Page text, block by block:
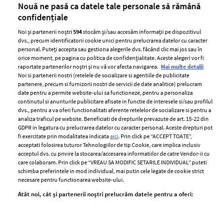
ELLE Style Awards
2024
Despre ELLE
Romania
Contact
Abonamente
Termeni si conditii
Politica de
confidențialitate
Politica de cookies
Publicitate
femei
Nouă ne pasă ca datele tale personale să rămână
confidențiale
Noi și partenerii noștri594stocăm și/sau accesăm informații pe dispozitivul
dvs., precum identificatorii cookie unici pentru prelucrarea datelor cu caracter
personal. Puteți accepta sau gestiona alegerile dvs. făcând clic mai jos sau în
orice moment, pe pagina cu politica de confidențialitate. Aceste alegeri vor fi
raportate partenerilor noștri și nu vă vor afecta navigarea. Mai multe detalii
Noi si partenerii nostri (retelele de socializare si agentiile de publicitate
partenere, precum si furnizorii nostri de servicii de date analitice) prelucram
date pentru a permite website-ului sa functioneze, pentru a personaliza
continutul si anunturile publicitare afisate in functie de interesele si/sau profilul
dvs., pentru a va oferi functionalitati aferente retelelor de socializare si pentru a
analiza traficul pe website. Beneficiati de drepturile prevazute de art. 15-22 din
GDPR in legatura cu prelucrarea datelor cu caracter personal. Aceste drepturi pot
fi exercitate prin modalitatea indicataaici. Prin click pe “ACCEPT TOATE”,
acceptati folosirea tuturor Tehnologiilor de tip Cookie, care implica inclusiv
acceptul dvs. cu privire la stocarea/accesarea informatiilor de catre Vendor-ii cu
care colaboram. Prin click pe “VREAU SA MODIFIC SETARILE INDIVIDUAL” puteti
schimba preferintele in mod individual, mai putin cele legate de cookie strict
necesare pentru functionarea website-ului.
Atât noi, cât și partenerii noștri prelucrăm datele pentru a oferi: